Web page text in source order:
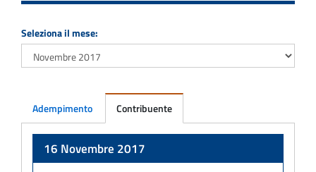
Seleziona il mese:
Adempimento Contribuente
16 Novembre 2017